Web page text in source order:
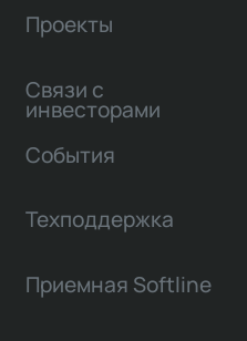
Проекты
Связи с
инвесторами
События
Техподдержка
Приемная Softline